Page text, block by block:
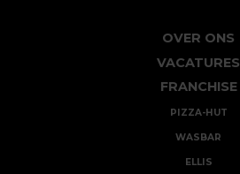
OVER ONS
VACATURES
FRANCHISE
PIZZA-HUT
WASBAR
ELLIS